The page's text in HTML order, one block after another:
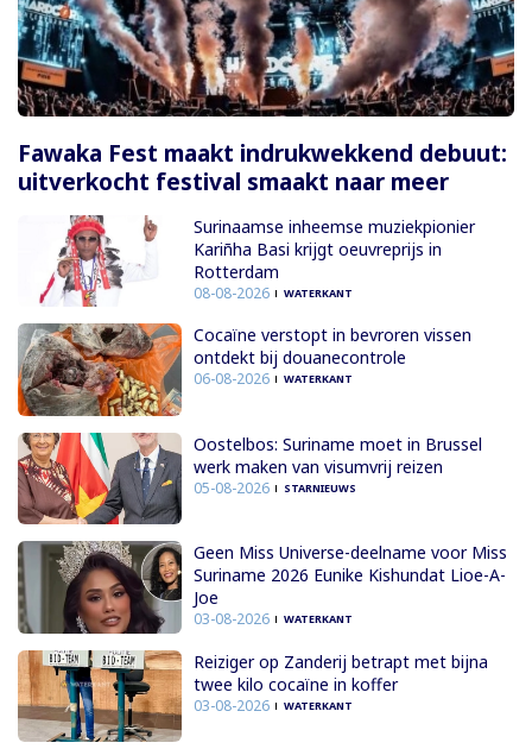
Fawaka Fest maakt indrukwekkend debuut:
uitverkocht festival smaakt naar meer
Surinaamse inheemse muziekpionier
Kariñha Basi krijgt oeuvreprijs in
Rotterdam
08-08-2026 WATERKANT
Cocaïne verstopt in bevroren vissen
ontdekt bij douanecontrole
06-08-2026 WATERKANT
Oostelbos: Suriname moet in Brussel
werk maken van visumvrij reizen
05-08-2026 STARNIEUWS
Geen Miss Universe-deelname voor Miss
Suriname 2026 Eunike Kishundat Lioe-A-
Joe
03-08-2026 WATERKANT
Reiziger op Zanderij betrapt met bijna
twee kilo cocaïne in koffer
03-08-2026 WATERKANT